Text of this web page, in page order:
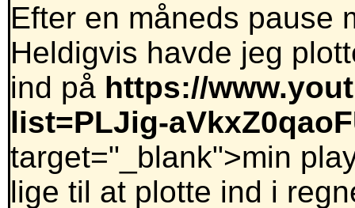
Efter en måneds pause
Heldigvis havde jeg
ind på https://
list=PLJig-
target="_blank">min
lige til at plotte ind i